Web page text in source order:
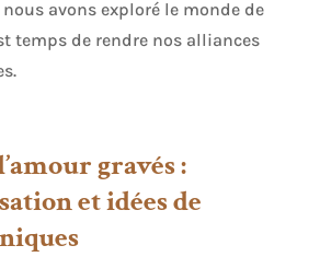
avons exploré le monde de
temps de rendre nos alliances
gravés :
et idées de